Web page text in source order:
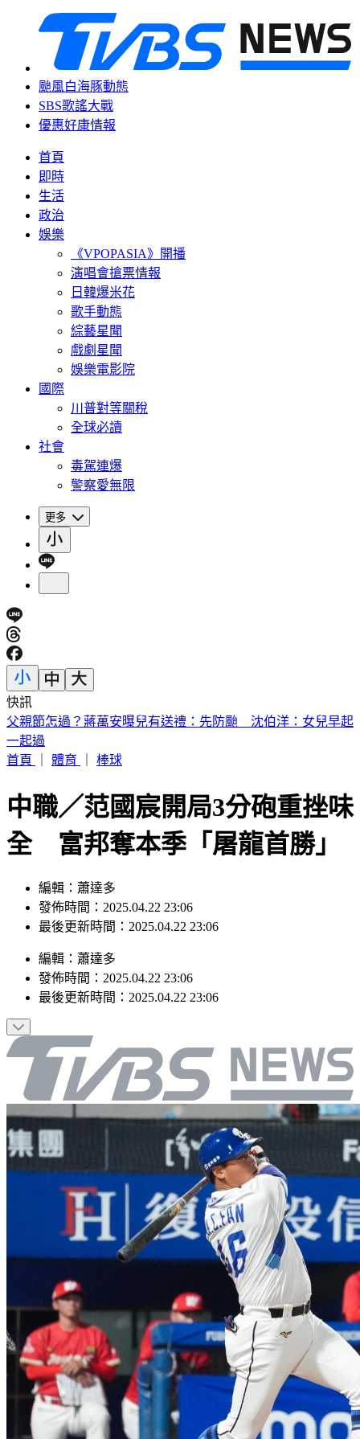
颱風白海豚動態
SBS歌謠大戰
優惠好康情報
首頁
即時
生活
政治
娛樂
《VPOPASIA》開播
演唱會搶票情報
日韓爆米花
歌手動態
綜藝星聞
戲劇星聞
娛樂電影院
國際
川普對等關稅
全球必讀
社會
毒駕連爆
警察愛無限
更多
快訊
繼續凍漲！中油宣布下週「汽柴油價不調整」
首頁｜
中職／范國宸開局3分砲重挫味
全 富邦奪本季「屠龍首勝」
發佈時間：2025.04.22 23:06
最後更新時間：2025.04.22 23:06
發佈時間：2025.04.22 23:06
最後更新時間：2025.04.22 23:06